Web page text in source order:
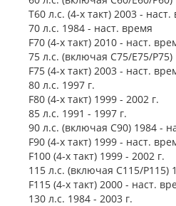
Т60 л.с. (4-х такт) 2003 - наст.
70 л.с. 1984 - наст. время
F70 (4-х такт) 2010 - наст.
75 л.с. (включая C75/E75/P75)
F75 (4-х такт) 2003 - наст.
80 л.с. 1997 г.
F80 (4-х такт) 1999 - 2002 г.
85 л.с. 1991 - 1997 г.
90 л.с. (включая C90) 1984 -
F90 (4-х такт) 1999 - наст.
F100 (4-х такт) 1999 - 2002 г.
115 л.с. (включая C115/P115)
F115 (4-х такт) 2000 - наст.
130 л.с. 1984 - 2003 г.